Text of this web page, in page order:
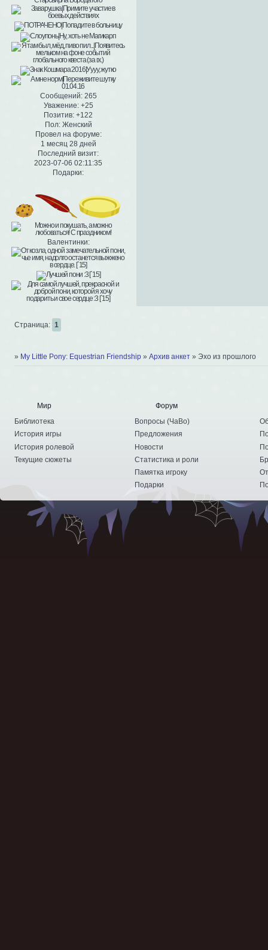
Сообщений:265
Уважение: +25
Позитив: +122
Пол:Женский
Провел на форуме:
1 месяц 28 дней
Последний визит:
2023-07-06 02:11:35
Подарки:
Валентинки:
Страница: 1
» My Little Pony: Equestrian Friendship » Архив анкет » Эхо из прошлого
Мир
Библиотека
История игры
История ролевой
Текущие сюжеты
Форум
Вопросы (ЧаВо)
Предложения
Новости
Статистика и роли
Памятка игроку
Подарки